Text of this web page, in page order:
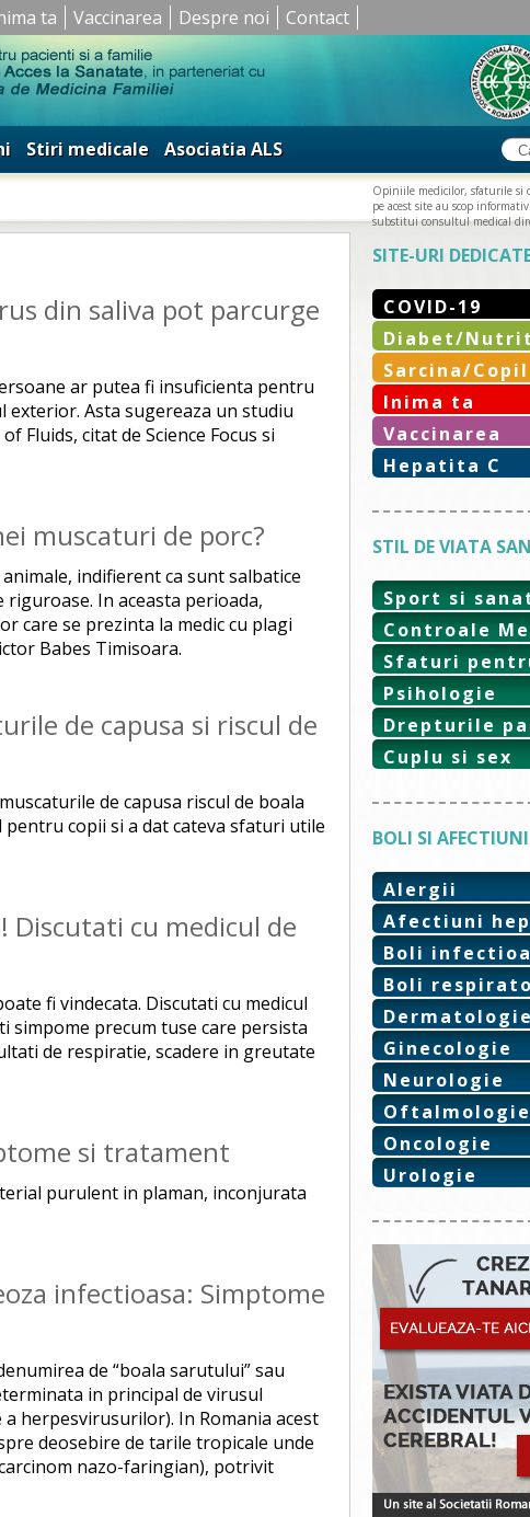
ta Vaccinarea Despre noi Contact
Stiri medicale
Asociatia ALS
Opiniile medicilor, sfaturile si
pe acest site au scop
substitui consultul medical
din saliva pot parcurge
ar putea fi insuficienta pentru
Asta sugereaza un studiu
Fluids, citat de Science Focus si
muscaturi de porc?
indifierent ca sunt salbatice
In aceasta perioada,
care se prezinta la medic cu plagi
Babes Timisoara.
de capusa si riscul de
de capusa riscul de boala
copii si a dat cateva sfaturi utile
Discutati cu medicul de
fi vindecata. Discutati cu medicul
simpome precum tuse care persista
de respiratie, scadere in greutate
si tratament
purulent in plaman, inconjurata
infectioasa: Simptome
de “boala sarutului” sau
in principal de virusul
herpesvirusurilor). In Romania acest
deosebire de tarile tropicale unde
nazo-faringian), potrivit
SITE-URI
COVID-19
Diabet/
Sarcina/Copil
Inima ta
Vaccinarea
Hepatita C
STIL DE VIATA
Sport si
Controale
Sfaturi
Psihologie
Drepturile
Cuplu si sex
BOLI SI AFECTIUNI
Alergii
Afectiuni
Boli
Boli
Dermatologie
Ginecologie
Neurologie
Oftalmologie
Oncologie
Urologie